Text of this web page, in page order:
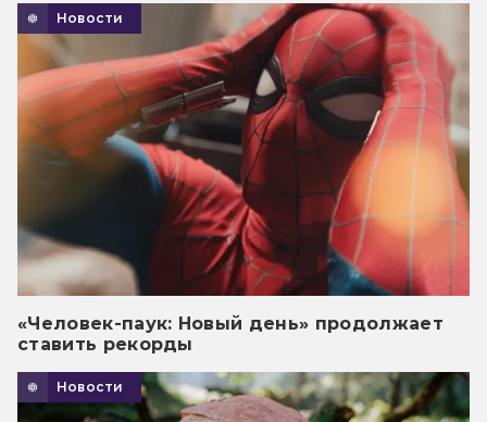
Новости
«Человек-паук: Новый день» продолжает
ставить рекорды
Новости